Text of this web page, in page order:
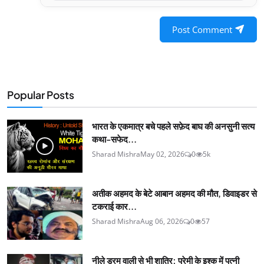
Post Comment
Popular Posts
भारत के एकमात्र बचे पहले सफ़ेद बाघ की अनसुनी सत्य
कथा-सफेद...
Sharad MishraMay 02, 2026 0 5k
अतीक अहमद के बेटे आबान अहमद की मौत, डिवाइडर से
टकराई कार...
Sharad MishraAug 06, 2026 0 57
नीले ड्रम वाली से भी शातिर; प्रेमी के इश्‍क में पत्नी